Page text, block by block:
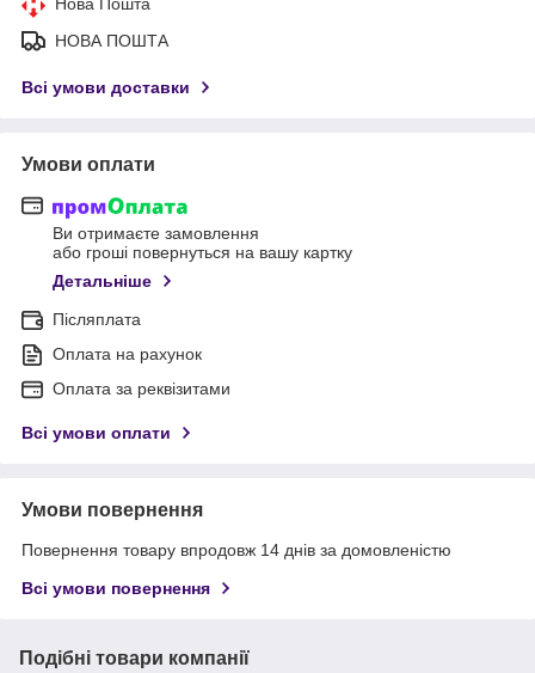
НОВА ПОШТА
Всі умови доставки
Умови оплати
Ви отримаєте замовлення
або гроші повернуться на вашу картку
Детальніше
Післяплата
Оплата на рахунок
Оплата за реквізитами
Всі умови оплати
Умови повернення
Повернення товару впродовж 14 днів за домовленістю
Всі умови повернення
Подібні товари компанії